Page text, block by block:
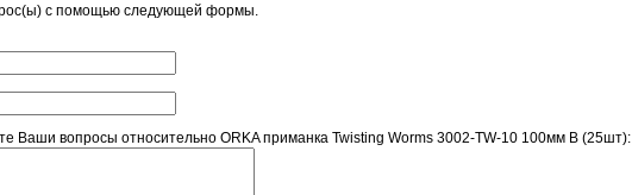
с помощью следующей формы.
Ваши вопросы относительно ORKA приманка Twisting Worms 3002-TW-10 100мм B (25шт):